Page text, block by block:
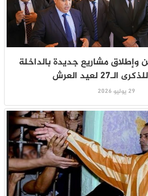
وإطلاق مشاريع جديدة بالداخلة
لعيد العرش
29 يوليو 2026